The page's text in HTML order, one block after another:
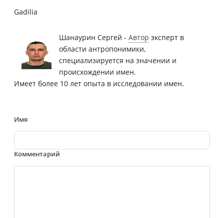
Gadilia
Шанаурин Сергей - Автор эксперт в
области антропонимики,
специализируется на значении и
происхождении имен.
Имеет более 10 лет опыта в исследовании имен.
Имя
Комментарий